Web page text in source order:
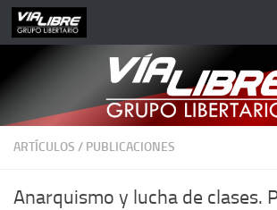
Saltar al contenido
ARTÍCULOS / PUBLICACIONES
Anarquismo y lucha de clases.